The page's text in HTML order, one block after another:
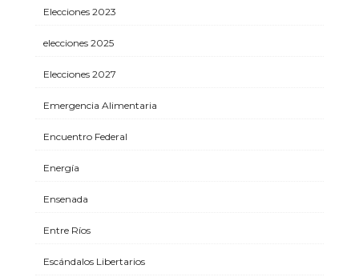
Elecciones 2023
elecciones 2025
Elecciones 2027
Emergencia Alimentaria
Encuentro Federal
Energía
Ensenada
Entre Ríos
Escándalos Libertarios